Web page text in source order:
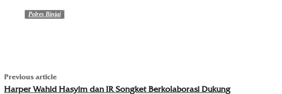
Polres Binjai
Previous article
Harper Wahid Hasyim dan IR Songket Berkolaborasi Dukung